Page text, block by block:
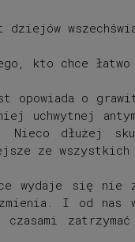
kto chce łatwo
opowiada o
uchwytnej
Nieco dłużej
ze
wydaje się nie
I od nas